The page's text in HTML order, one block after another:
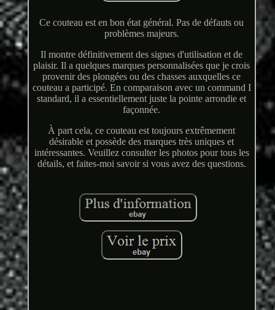
Ce couteau est en bon état général. Pas de défauts ou
problèmes majeurs.
Il montre définitivement des signes d'utilisation et de
plaisir. Il a quelques marques personnalisées que je crois
provenir des plongées ou des chasses auxquelles ce
couteau a participé. En comparaison avec un command I
standard, il a essentiellement juste la pointe arrondie et
façonnée.
À part cela, ce couteau est toujours extrêmement
désirable et possède des marques très uniques et
intéressantes. Veuillez consulter les photos pour tous les
détails, et faites-moi savoir si vous avez des questions.